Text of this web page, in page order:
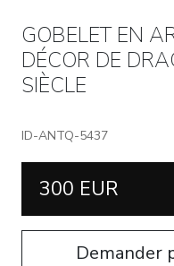
GOBELET EN
DÉCOR DE
SIÈCLE
ID-ANTQ-5437
300 EUR
Demander